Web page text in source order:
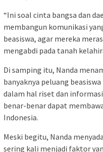
“Ini soal cinta bangsa dan
membangun komunikasi
beasiswa, agar mereka
mengabdi pada tanah
Di samping itu, Nanda
banyaknya peluang
dalam hal riset dan
benar-benar dapat
Indonesia.
Meski begitu, Nanda
sering kali menjadi faktor